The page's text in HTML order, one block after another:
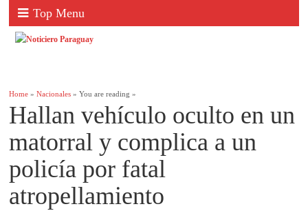
Top Menu
Home »Nacionales » You are reading »
Hallan vehículo oculto en un
matorral y complica a un
policía por fatal
atropellamiento